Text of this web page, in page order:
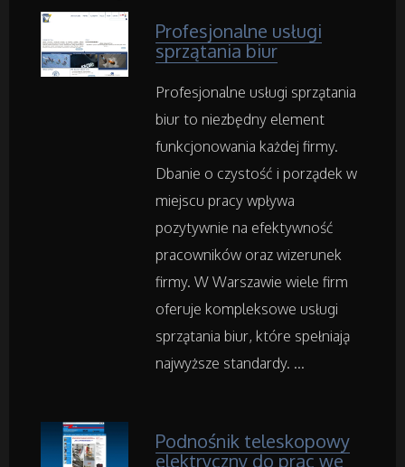
Wyposażenie Wnętrz
Wyposażenie Łazienki
Odzież
Sport
Elektronika, RTV, AGD
Art. Dla Zwierząt
Ogród, Rośliny
Profesjonalne usługi
sprzątania biur
Profesjonalne usługi sprzątania
biur to niezbędny element
funkcjonowania każdej firmy.
Dbanie o czystość i porządek w
miejscu pracy wpływa
pozytywnie na efektywność
pracowników oraz wizerunek
firmy. W Warszawie wiele firm
oferuje kompleksowe usługi
sprzątania biur, które spełniają
najwyższe standardy. ...
Podnośnik teleskopowy
elektryczny do prac we